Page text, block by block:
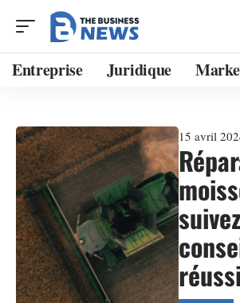
Entreprise Juridique
15 avril